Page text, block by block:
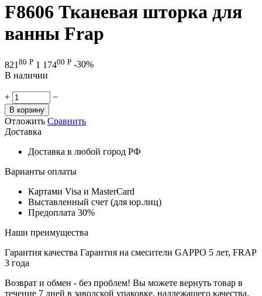
F8606 Тканевая шторка для
ванны Frap
821 80 Р 1 17400 Р -30%
В наличии
+ −
В корзину
Отложить Сравнить
Доставка
Доставка в любой город РФ
Варианты оплаты
Картами Visa и MasterCard
Выставленный счет (для юр.лиц)
Предоплата 30%
Наши преимущества
Гарантия качества Гарантия на смесители GAPPO 5 лет, FRAP
3 года
Возврат и обмен - без проблем! Вы можете вернуть товар в
течение 7 дней в заводской упаковке, надлежащего качества.